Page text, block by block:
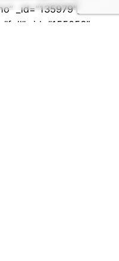
_id=”135979″]
_id=”155053″